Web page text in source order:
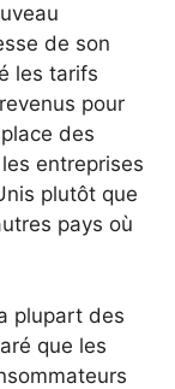
de son
les tarifs
pour
des
entreprises
plutôt que
pays où
plupart des
que les